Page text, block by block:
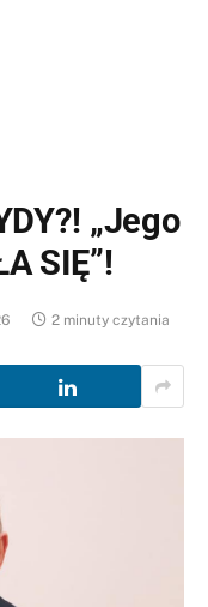
„Jego
SIĘ”!
2 minuty czytania